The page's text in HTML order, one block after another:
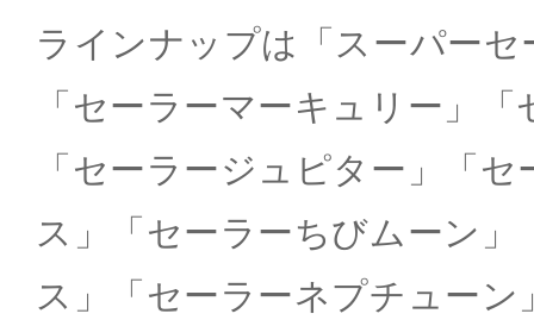
ラインナップは「スーパーセ
「セーラーマーキュリー」
「セーラージュピター」「
ス」「セーラーちびムーン」
ス」「セーラーネプチューン